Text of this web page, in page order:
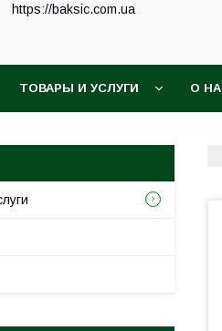
https://baksic.com.ua
ТОВАРЫ И УСЛУГИ О